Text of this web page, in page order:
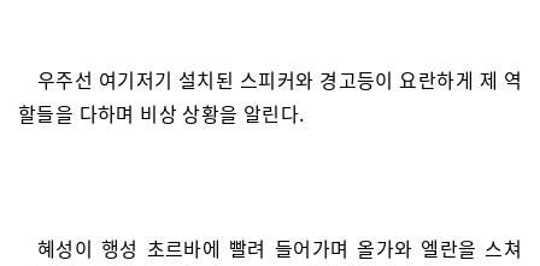
우주선 여기저기 설치된 스피커와 경고등이 요란하게 제 역
할들을 다하며 비상 상황을 알린다.
혜성이 행성 초르바에 빨려 들어가며 올가와 엘란을 스쳐